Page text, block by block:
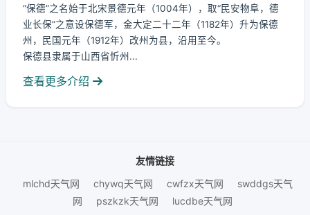
“保德”之名始于北宋景德元年（1004年），取“民安物阜，德
业长保”之意设保德军，金大定二十二年（1182年）升为保德
州，民国元年（1912年）改州为县，沿用至今。
保德县隶属于山西省忻州...
查看更多介绍
友情链接
mlchd天气网
chywq天气网 cwfzx天气网
swddgs天气
网
pszkzk天气网 lucdbe天气网